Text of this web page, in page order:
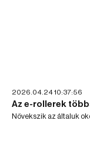
2026.04.24 10:37:56
Az e-rollerek
Növekszik az általuk